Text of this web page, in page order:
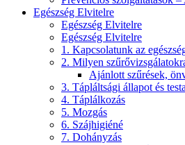
Egészség Elvitelre
Egészség Elvitelre
Egészség Elvitelre
1. Kapcsolatunk az
2. Milyen
Ajánlott szűrések,
3. Tápláltsági állapot és
4. Táplálkozás
5. Mozgás
6. Szájhigiéné
7. Dohányzás